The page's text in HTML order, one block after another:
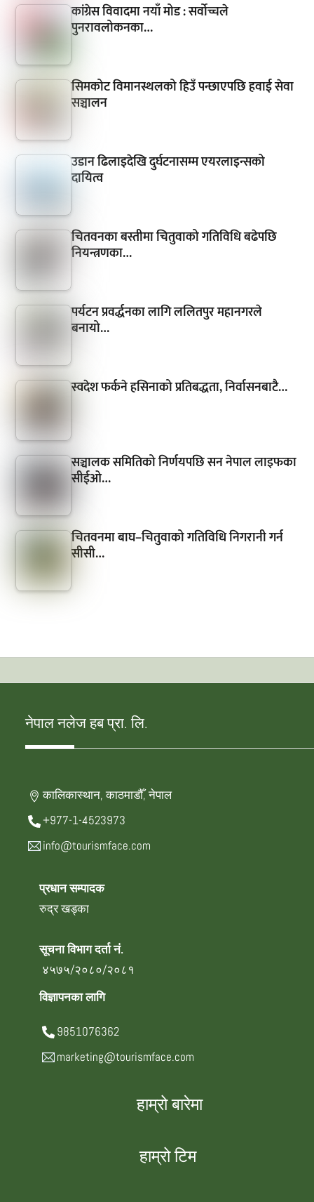
कांग्रेस विवादमा नयाँ मोड : सर्वोच्चले
पुनरावलोकनका…
सिमकोट विमानस्थलको हिउँ पन्छाएपछि हवाई सेवा
सञ्चालन
उडान ढिलाइदेखि दुर्घटनासम्म एयरलाइन्सको
दायित्व
चितवनका बस्तीमा चितुवाको गतिविधि बढेपछि
नियन्त्रणका…
पर्यटन प्रवर्द्धनका लागि ललितपुर महानगरले
बनायो…
स्वदेश फर्कने हसिनाको प्रतिबद्धता, निर्वासनबाटै…
सञ्चालक समितिको निर्णयपछि सन नेपाल लाइफका
सीईओ…
चितवनमा बाघ–चितुवाको गतिविधि निगरानी गर्न
सीसी…
नेपाल नलेज हब प्रा. लि.
कालिकास्थान, काठमाडौँ, नेपाल
+977-1-4523973
info@tourismface.com
प्रधान सम्पादक
रुद्र खड्का
सूचना विभाग दर्ता नं.
४५७५/२०८०/२०८१
विज्ञापनका लागि
9851076362
marketing@tourismface.com
हाम्रो बारेमा
हाम्रो टिम